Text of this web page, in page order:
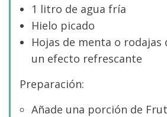
1 litro de agua fría
Hielo picado
Hojas de menta o rodajas
un efecto refrescante
Preparación:
Añade una porción de